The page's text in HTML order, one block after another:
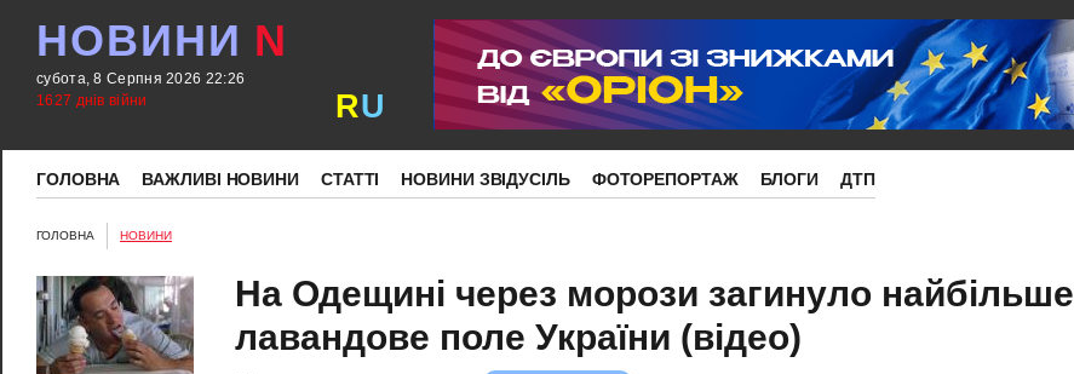
НОВИНИ N
субота, 8 Серпня 2026 22:26
1627 днів війни
RU
ГОЛОВНА ВАЖЛИВІ НОВИНИ СТАТТІ НОВИНИ ЗВІДУСІЛЬ ФОТОРЕПОРТАЖ БЛОГИ ДТП
ГОЛОВНА НОВИНИ
На Одещині через морози загинуло найбільше
лавандове поле України (відео)